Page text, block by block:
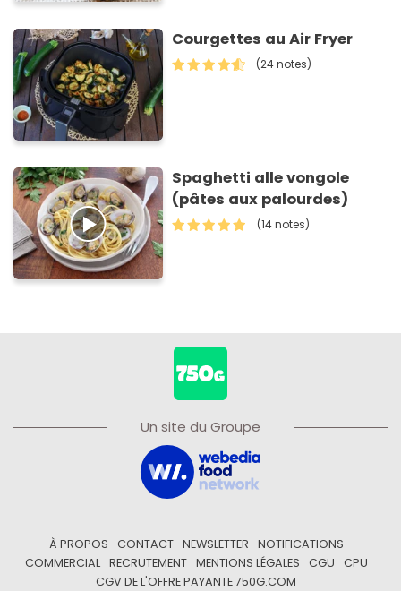
Courgettes au Air Fryer
(24 notes)
Spaghetti alle vongole
(pâtes aux palourdes)
(14 notes)
Un site du Groupe
À PROPOS CONTACT NEWSLETTER
NOTIFICATIONS
COMMERCIAL
RECRUTEMENT MENTIONS LÉGALES CGU
CPU
CGV DE L'OFFRE PAYANTE 750G.COM